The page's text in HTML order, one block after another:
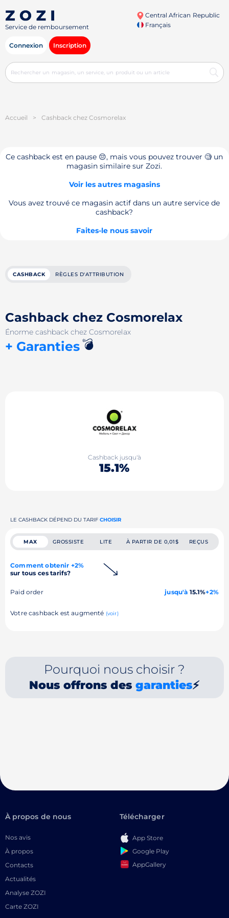
Service de remboursement
Central African Republic
Français
Connexion Inscription
Accueil > Cashback chez Cosmorelax
Ce cashback est en pause 😔, mais vous pouvez trouver 🧐 un
magasin similaire sur Zozi.
Voir les autres magasins
Vous avez trouvé ce magasin actif dans un autre service de
cashback?
Faites-le nous savoir
CASHBACK RÈGLES D'ATTRIBUTION
Cashback chez Cosmorelax
Énorme cashback chez Cosmorelax
+ Garanties💣
Cashback jusqu'à
15.1%
LE CASHBACK DÉPEND DU TARIF CHOISIR
MAX GROSSISTE LITE À PARTIR DE 0,01$ REÇUS
Comment obtenir +2%
sur tous ces tarifs?
Paid order jusqu'à 15.1%+2%
Votre cashback est augmenté (voir)
Pourquoi nous choisir ?
Nous offrons desgaranties⚡
À propos de nous
Nos avis
À propos
Contacts
Actualités
Analyse ZOZI
Carte ZOZI
Télécharger
App Store
Google Play
AppGallery